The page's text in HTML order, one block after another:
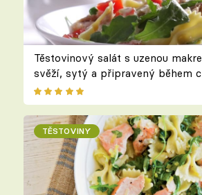
Těstovinový salát s uzenou
svěží, sytý a připravený během
TĚSTOVINY